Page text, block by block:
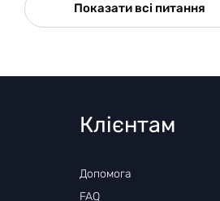
Показати всі питання
Клієнтам
Допомога
FAQ